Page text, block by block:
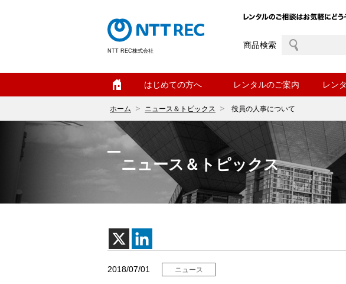
NTT REC株式会社
商品検索
はじめての方へ レンタルのご案内 レン
ホーム ニュース＆トピックス 役員の人事について
ニュース＆トピックス
2018/07/01 ニュース